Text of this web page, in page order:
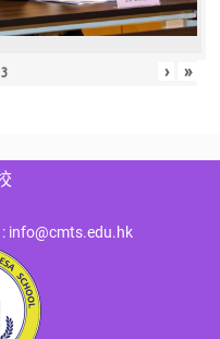
3 › »
info@cmts.edu.hk